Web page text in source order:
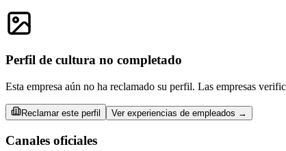
Perfil de cultura no completado
Esta empresa aún no ha reclamado su perfil. Las empresas
Reclamar este perfil Ver experiencias de empleados →
Canales oficiales